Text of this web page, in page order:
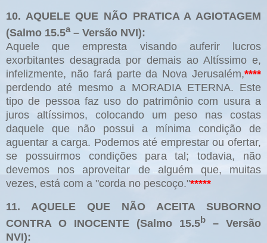
10. AQUELE QUE NÃO PRATICA A AGIOTAGEM
(Salmo 15.5a– Versão NVI):
Aquele que empresta visando auferir lucros
exorbitantes desagrada por demais ao Altíssimo e,
infelizmente, não fará parte da Nova Jerusalém,****
perdendo até mesmo a MORADIA ETERNA. Este
tipo de pessoa faz uso do patrimônio com usura a
juros altíssimos, colocando um peso nas costas
daquele que não possui a mínima condição de
aguentar a carga. Podemos até emprestar ou ofertar,
se possuirmos condições para tal; todavia, não
devemos nos aproveitar de alguém que, muitas
vezes, está com a "corda no pescoço."*****
11. AQUELE QUE NÃO ACEITA SUBORNO
CONTRA O INOCENTE (Salmo 15.5b – Versão
NVI):